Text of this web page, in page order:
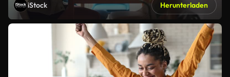
iStock Herunterladen